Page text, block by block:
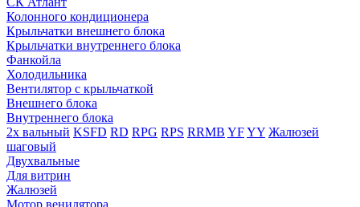
Колонного кондиционера
Крыльчатки внешнего блока
Крыльчатки внутреннего блока
Фанкойла
Холодильника
Вентилятор с крыльчаткой
Внешнего блока
Внутреннего блока
2х вальный KSFD RD RPG RPS RRMB YFYY Жалюзей
шаговый
Двухвальные
Для витрин
Жалюзей
Мотор венилятора